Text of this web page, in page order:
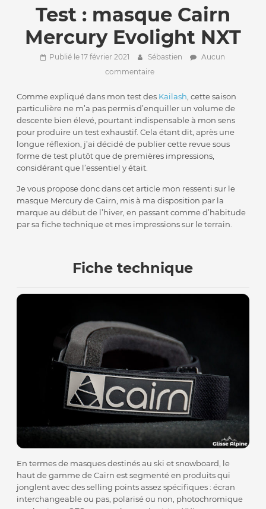
Test : masque Cairn
Mercury Evolight NXT
Publié le 17 février 2021 Sébastien
Aucun
commentaire
Comme expliqué dans mon test des Kailash, cette saison
particulière ne m’a pas permis d’enquiller un volume de
descente bien élevé, pourtant indispensable à mon sens
pour produire un test exhaustif. Cela étant dit, après une
longue réflexion, j’ai décidé de publier cette revue sous
forme de test plutôt que de premières impressions,
considérant que l’essentiel y était.
Je vous propose donc dans cet article mon ressenti sur le
masque Mercury de Cairn, mis à ma disposition par la
marque au début de l’hiver, en passant comme d’habitude
par sa fiche technique et mes impressions sur le terrain.
Fiche technique
En termes de masques destinés au ski et snowboard, le
haut de gamme de Cairn est segmenté en produits qui
jonglent avec des selling points assez spécifiques : écran
interchangeable ou pas, polarisé ou non, photochromique